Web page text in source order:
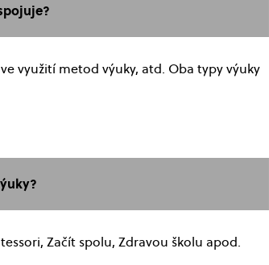
využití metod výuky, atd. Oba typy výuky
Začít spolu, Zdravou školu apod.